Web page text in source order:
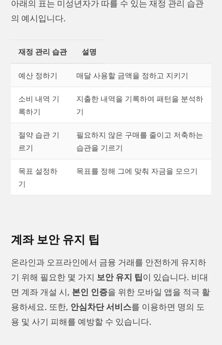
아래의 표는 미성년자가 따를 수 있는 재정 관리 습관
의 예시입니다.
재정 관리 습관 설명
예산 정하기 매달 사용할 금액을 정하고 지키기
소비 내역 기
록하기
지출한 내역을 기록하여 패턴을 분석하
기
절약 습관 기
르기
필요하지 않은 구매를 줄이고 저축하는
습관을 기르기
목표 설정하
기
목표를 정해 그에 맞춰 자금을 모으기
계좌 보안 유지 팁
온라인과 오프라인에서 금융 거래를 안전하게 유지하
기 위해 필요한 몇 가지 보안 유지 팁이 있습니다. 비대
면 계좌 개설 시, 본인 인증을 위한 모바일 앱을 적극 활
용하세요. 또한, 안심차단 서비스를 이용하면 명의 도
용 및 사기 피해를 예방할 수 있습니다.